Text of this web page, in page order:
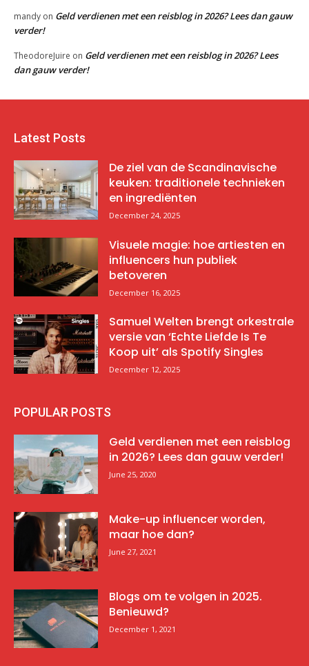
mandy on Geld verdienen met een reisblog in 2026? Lees dan gauw
verder!
TheodoreJuire on Geld verdienen met een reisblog in 2026? Lees
dan gauw verder!
Latest Posts
De ziel van de Scandinavische
keuken: traditionele technieken
en ingrediënten
December 24, 2025
Visuele magie: hoe artiesten en
influencers hun publiek
betoveren
December 16, 2025
Samuel Welten brengt orkestrale
versie van ‘Echte Liefde Is Te
Koop uit’ als Spotify Singles
December 12, 2025
POPULAR POSTS
Geld verdienen met een reisblog
in 2026? Lees dan gauw verder!
June 25, 2020
Make-up influencer worden,
maar hoe dan?
June 27, 2021
Blogs om te volgen in 2025.
Benieuwd?
December 1, 2021